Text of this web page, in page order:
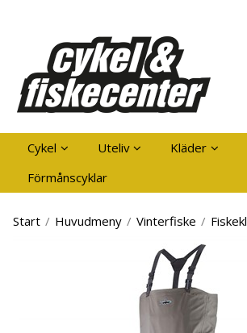
Cykel Uteliv Kläder
Förmånscyklar
Start / Huvudmeny / Vinterfiske /